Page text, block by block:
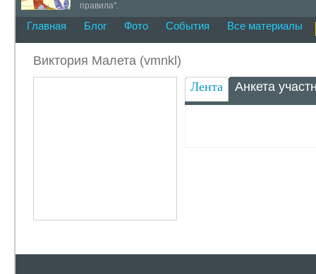
правила".
Главная Блог Фото События Все материалы
Виктория Малета (vmnkl)
Лента
Анкета